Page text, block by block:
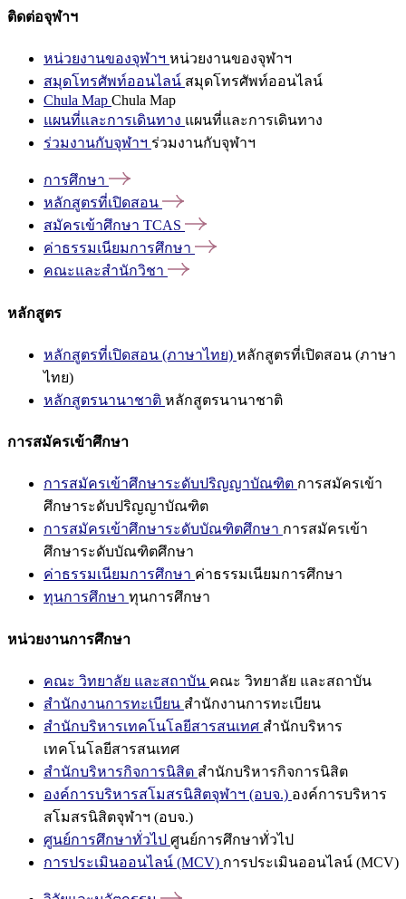
ติดต่อจุฬาฯ
หน่วยงานของจุฬาฯ หน่วยงานของจุฬาฯ
สมุดโทรศัพท์ออนไลน์ สมุดโทรศัพท์ออนไลน์
Chula Map Chula Map
แผนที่และการเดินทาง แผนที่และการเดินทาง
ร่วมงานกับจุฬาฯ ร่วมงานกับจุฬาฯ
การศึกษา
หลักสูตรที่เปิดสอน
สมัครเข้าศึกษา TCAS
ค่าธรรมเนียมการศึกษา
คณะและสำนักวิชา
หลักสูตร
หลักสูตรที่เปิดสอน (ภาษาไทย) หลักสูตรที่เปิดสอน (ภาษา
ไทย)
หลักสูตรนานาชาติ หลักสูตรนานาชาติ
การสมัครเข้าศึกษา
การสมัครเข้าศึกษาระดับปริญญาบัณฑิต การสมัครเข้า
ศึกษาระดับปริญญาบัณฑิต
การสมัครเข้าศึกษาระดับบัณฑิตศึกษา การสมัครเข้า
ศึกษาระดับบัณฑิตศึกษา
ค่าธรรมเนียมการศึกษา ค่าธรรมเนียมการศึกษา
ทุนการศึกษา ทุนการศึกษา
หน่วยงานการศึกษา
คณะ วิทยาลัย และสถาบัน คณะ วิทยาลัย และสถาบัน
สำนักงานการทะเบียน สำนักงานการทะเบียน
สำนักบริหารเทคโนโลยีสารสนเทศ สำนักบริหาร
เทคโนโลยีสารสนเทศ
สำนักบริหารกิจการนิสิต สำนักบริหารกิจการนิสิต
องค์การบริหารสโมสรนิสิตจุฬาฯ (อบจ.) องค์การบริหาร
สโมสรนิสิตจุฬาฯ (อบจ.)
ศูนย์การศึกษาทั่วไป ศูนย์การศึกษาทั่วไป
การประเมินออนไลน์ (MCV) การประเมินออนไลน์ (MCV)